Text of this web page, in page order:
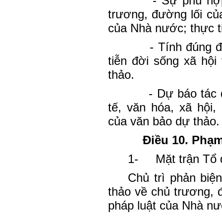
trương, đường lối
của Nhà nước; thực
- Tính đúng
tiễn đời sống xã
thảo.
- Dự báo tác
tế, văn hóa, xã hội,
của văn bảo dự thảo.
Điều 10.
1-
Mặt trận Tổ
Chủ trì phản
thảo về chủ trương,
pháp luật của Nhà